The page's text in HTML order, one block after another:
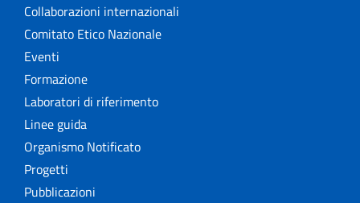
Collaborazioni internazionali
Comitato Etico Nazionale
Eventi
Formazione
Laboratori di riferimento
Linee guida
Organismo Notificato
Progetti
Pubblicazioni